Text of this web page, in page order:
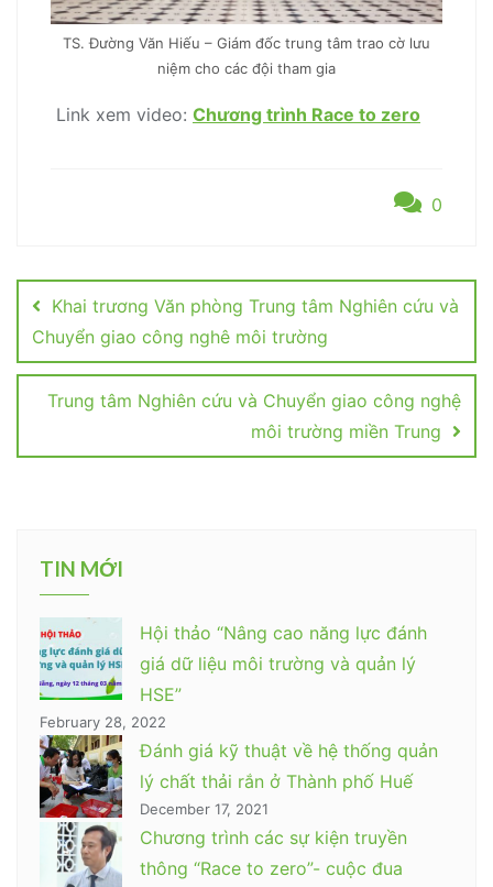
TS. Đường Văn Hiếu – Giám đốc trung tâm trao cờ lưu
niệm cho các đội tham gia
Link xem video: Chương trình Race to zero
0
navigation
Khai trương Văn phòng Trung tâm Nghiên cứu và
Chuyển giao công nghê môi trường
Trung tâm Nghiên cứu và Chuyển giao công nghệ
môi trường miền Trung
TIN MỚI
Hội thảo “Nâng cao năng lực đánh
giá dữ liệu môi trường và quản lý
HSE”
February 28, 2022
Đánh giá kỹ thuật về hệ thống quản
lý chất thải rắn ở Thành phố Huế
December 17, 2021
Chương trình các sự kiện truyền
thông “Race to zero”- cuộc đua